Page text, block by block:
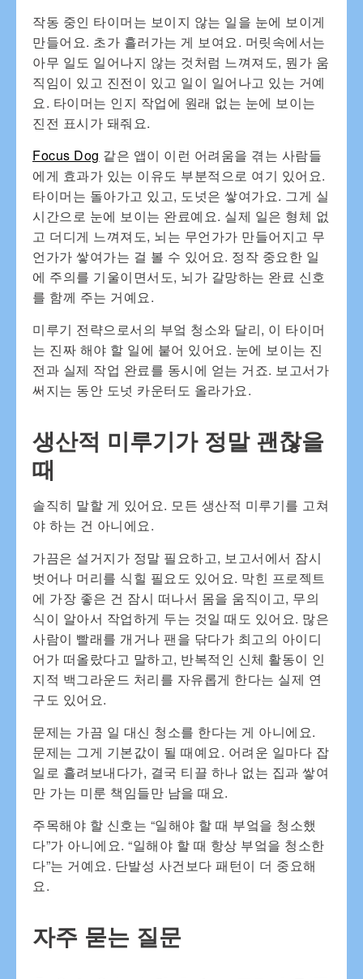
작동 중인 타이머는 보이지 않는 일을 눈에 보이게
만들어요. 초가 흘러가는 게 보여요. 머릿속에서는
아무 일도 일어나지 않는 것처럼 느껴져도, 뭔가 움
직임이 있고 진전이 있고 일이 일어나고 있는 거예
요. 타이머는 인지 작업에 원래 없는 눈에 보이는
진전 표시가 돼줘요.
Focus Dog 같은 앱이 이런 어려움을 겪는 사람들
에게 효과가 있는 이유도 부분적으로 여기 있어요.
타이머는 돌아가고 있고, 도넛은 쌓여가요. 그게 실
시간으로 눈에 보이는 완료예요. 실제 일은 형체 없
고 더디게 느껴져도, 뇌는 무언가가 만들어지고 무
언가가 쌓여가는 걸 볼 수 있어요. 정작 중요한 일
에 주의를 기울이면서도, 뇌가 갈망하는 완료 신호
를 함께 주는 거예요.
미루기 전략으로서의 부엌 청소와 달리, 이 타이머
는 진짜 해야 할 일에 붙어 있어요. 눈에 보이는 진
전과 실제 작업 완료를 동시에 얻는 거죠. 보고서가
써지는 동안 도넛 카운터도 올라가요.
생산적 미루기가 정말 괜찮을
때
솔직히 말할 게 있어요. 모든 생산적 미루기를 고쳐
야 하는 건 아니에요.
가끔은 설거지가 정말 필요하고, 보고서에서 잠시
벗어나 머리를 식힐 필요도 있어요. 막힌 프로젝트
에 가장 좋은 건 잠시 떠나서 몸을 움직이고, 무의
식이 알아서 작업하게 두는 것일 때도 있어요. 많은
사람이 빨래를 개거나 팬을 닦다가 최고의 아이디
어가 떠올랐다고 말하고, 반복적인 신체 활동이 인
지적 백그라운드 처리를 자유롭게 한다는 실제 연
구도 있어요.
문제는 가끔 일 대신 청소를 한다는 게 아니에요.
문제는 그게 기본값이 될 때예요. 어려운 일마다 잡
일로 흘려보내다가, 결국 티끌 하나 없는 집과 쌓여
만 가는 미룬 책임들만 남을 때요.
주목해야 할 신호는 “일해야 할 때 부엌을 청소했
다”가 아니에요. “일해야 할 때 항상 부엌을 청소한
다”는 거예요. 단발성 사건보다 패턴이 더 중요해
요.
자주 묻는 질문